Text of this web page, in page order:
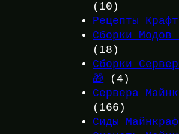
(10)
Рецепты
Сборки Модов
(18)
Сборки
🎁 (4)
Сервера
(166)
Сиды